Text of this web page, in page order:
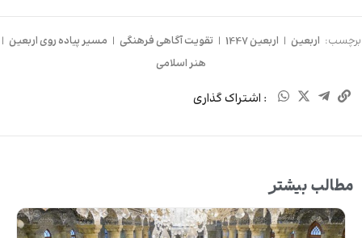
برچسب: اربعین | اربعین 1447 | تقویت آگاهی فرهنگی | مسیر پیاده روی اربعین |
هنر اسلامی
: اشتراک گذاری
مطالب بیشتر